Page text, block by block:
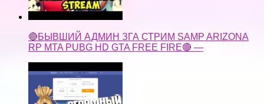
🔴БЫВШИЙ АДМИН ЗГА СТРИМ SAMP ARIZONA
RP MTA PUBG HD GTA FREE FIRE🔴 —